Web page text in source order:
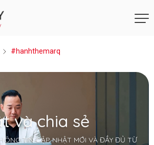
#hanhthemarq
và chia sẻ
TIN CẬP NHẬT MỚI VÀ ĐẦY ĐỦ TỪ